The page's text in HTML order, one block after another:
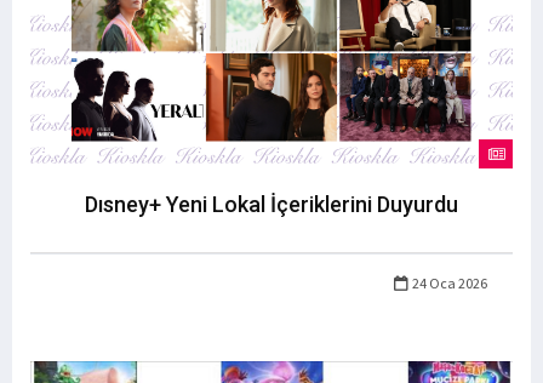
Dısney+ Yeni Lokal İçeriklerini Duyurdu
24 Oca 2026